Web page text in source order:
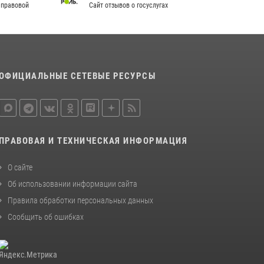
молодоженов
Сайт отзывов о госуслугах
СЕТЕВЫЕ РЕСУРСЫ
ПРАВОВАЯ И ТЕХНИЧЕСКАЯ ИНФОРМАЦИЯ
О сайте
Об использовании информации сайта
Правила обработки персональных данных
Сообщить об ошибках